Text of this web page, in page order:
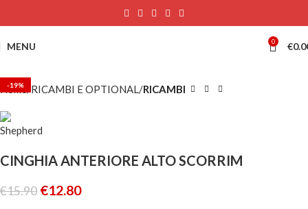
MENU 0 €
-19%
Home RICAMBI E OPTIONAL RICAMBI
CINGHIA ANTERIORE ALTO SCORRIM
€15.90 €12.80